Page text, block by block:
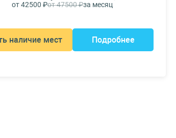
от 42500 ₽от 47500 ₽за месяц
наличие мест Подробнее